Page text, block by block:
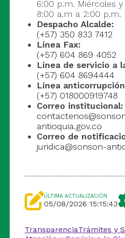
6:00 p.m. Miércoles
8:00 a.m a 2:00 p.m.
Despacho Alcalde:
(+57) 350 833 7412
Línea Fax:
(+57) 604 869 4052
Línea de servicio a
(+57) 604 8694444
Línea
(+57) 018000919748
Correo institucional:
antioquia.gov.co
Correo de
juridica@sonson-
ÚLTIMA ACTUALIZACIÓN
05/08/2026 15:15:43
TransparenciaTrámites y